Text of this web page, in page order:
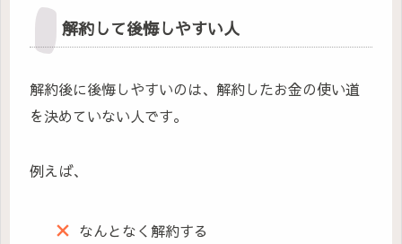
解約して後悔しやすい人
解約後に後悔しやすいのは、解約したお金の使い道
を決めていない人です。
例えば、
なんとなく解約する